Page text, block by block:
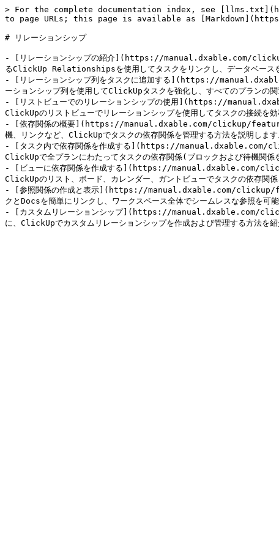
> For the complete documentation index, see
to page URLs; this page is available as
# リレーションシップ
- [リレーションシップの紹介](https://manual.dxable.com/
るClickUp Relationshipsを使用してタスクをリンクし、データベースを
- [リレーションシップ列をタスクに追加する](https://
ーションシップ列を使用してClickUpタスクを強化し、すべてのプランの関
- [リストビューでのリレーションシップの使用](https://
ClickUpのリストビューでリレーションシップを使用してタスクの接続を
- [依存関係の概要](https://manual.dxable.com/clickup/
機、リンクなど、ClickUpでタスクの依存関係を管理する方法を説明します
- [タスク内で依存関係を作成する](https://
ClickUpで全プランにわたってタスクの依存関係(ブロックおよび待機関係
- [ビューに依存関係を作成する](https://
ClickUpのリスト、ボード、カレンダー、ガントビューでタスクの依存関係
- [参照関係の作成と表示](https://manual.dxable.com/
クとDocsを簡単にリンクし、ワークスペース全体でシームレスな参照を可能
- [カスタムリレーションシップ](https://manual.dxable.com/